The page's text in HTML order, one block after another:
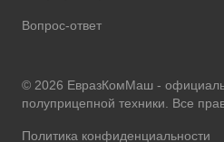
Вопрос-ответ
© 2026 ЕвразКомМаш -
полуприцепной техники . Все
Политика конфиденциальности